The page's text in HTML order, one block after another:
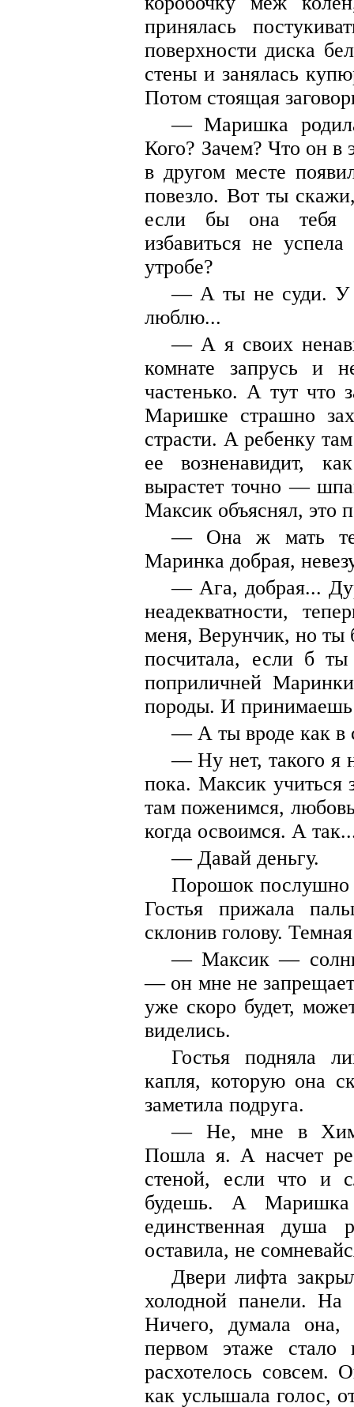
принялась
поверхности диска
стены и занялась
Потом стоящая
— Маришка
Кого? Зачем? Что он в
в другом месте
повезло. Вот ты
если бы она тебя
избавиться не
утробе?
— А ты не суди. У
люблю...
— А я своих
комнате запрусь и
частенько. А тут что
Маришке страшно
страсти. А ребенку
ее возненавидит,
вырастет точно —
Максик объяснял, это
— Она ж мать
Маринка добрая,
— Ага, добрая...
неадекватности,
меня, Верунчик, но ты
посчитала, если б
поприличней
породы. И
— А ты вроде как в
— Ну нет, такого я
пока. Максик учиться
там поженимся,
когда освоимся. А
— Давай деньгу.
Порошок послушно
Гостья прижала
склонив голову.
— Максик —
— он мне не
уже скоро будет,
виделись.
Гостья подняла
капля, которую она
заметила подруга.
— Не, мне в
Пошла я. А насчет
стеной, если что и
будешь. А
единственная
оставила, не
Двери лифта
холодной панели.
Ничего, думала
первом этаже стало
расхотелось совсем.
как услышала голос,